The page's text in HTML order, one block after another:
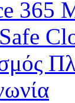
365